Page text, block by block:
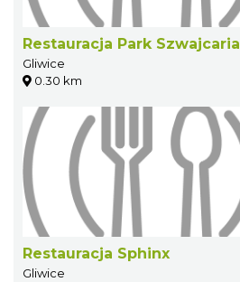
Restauracja Park Szwajcaria
Gliwice
0.30 km
Restauracja Sphinx
Gliwice